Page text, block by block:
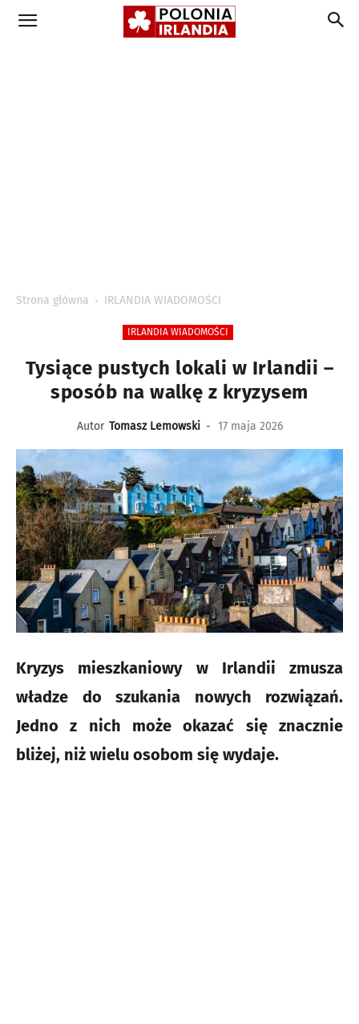
Strona główna IRLANDIA WIADOMOŚCI
IRLANDIA WIADOMOŚCI
Tysiące pustych lokali w Irlandii –
sposób na walkę z kryzysem
Autor Tomasz Lemowski - 17 maja 2026
Kryzys mieszkaniowy w Irlandii zmusza
władze do szukania nowych rozwiązań.
Jedno z nich może okazać się znacznie
bliżej, niż wielu osobom się wydaje.